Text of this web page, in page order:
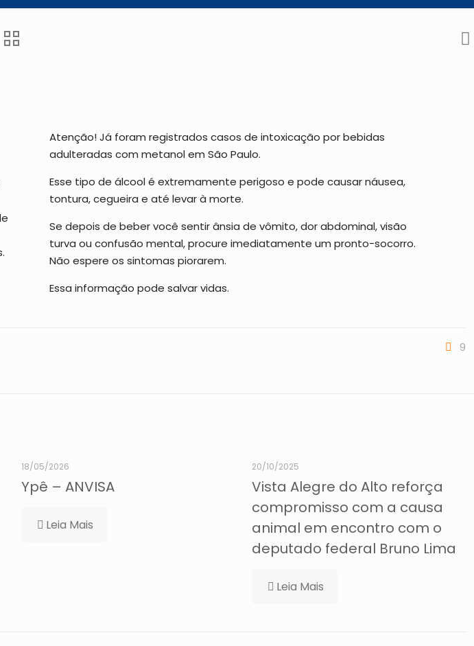
Atenção! Já foram registrados casos de intoxicação por bebidas
adulteradas com metanol em São Paulo.
Esse tipo de álcool é extremamente perigoso e pode causar náusea,
tontura, cegueira e até levar à morte.
Se depois de beber você sentir ânsia de vômito, dor abdominal, visão
turva ou confusão mental, procure imediatamente um pronto-socorro.
Não espere os sintomas piorarem.
Essa informação pode salvar vidas.
9
18/05/2026
Ypê – ANVISA
Leia Mais
20/10/2025
Vista Alegre do Alto reforça
compromisso com a causa
animal em encontro com o
deputado federal Bruno Lima
Leia Mais